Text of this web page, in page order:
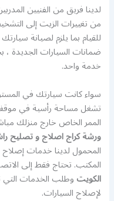
لدينا فريق من الفنيين
من تغييرات الزيت إلى
للقيام بما يلزم لصيانة
ضمانات السيارات الجديدة ،
خدمة واحد.
سواء كانت سيارتك في
تشغل مساحة رأسية في
الممر الخاص خارج منزلك
ورشة كراج اصلاج و تصليح
المحمول لدينا خدمات
المكتب. تحتاج فقط إلى
الكويتوطلب الخدمات
لإصلاح السيارات.